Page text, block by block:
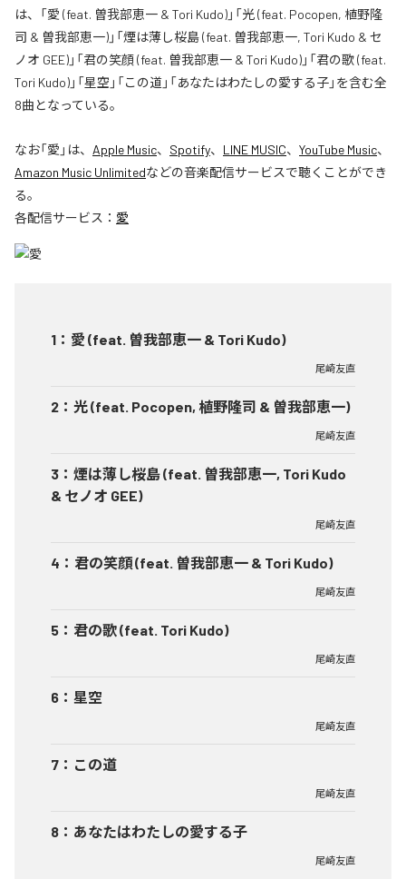
は、「愛 (feat. 曽我部恵一 & Tori Kudo)」「光 (feat. Pocopen, 植野隆
司 & 曽我部恵一)」「煙は薄し桜島 (feat. 曽我部恵一, Tori Kudo & セ
ノオ GEE)」「君の笑顔 (feat. 曽我部恵一 & Tori Kudo)」「君の歌 (feat.
Tori Kudo)」「星空」「この道」「あなたはわたしの愛する子」を含む全
8曲となっている。
なお「愛 」は、 Apple Music、 Spotify、 LINE MUSIC、 YouTube Music、
Amazon Music Unlimitedなどの音楽配信サービスで聴くことができ
る。
各配信サービス： 愛
1 ： 愛 (feat. 曽我部恵一 & Tori Kudo)
尾崎友直
2 ： 光 (feat. Pocopen, 植野隆司 & 曽我部恵一)
尾崎友直
3 ： 煙は薄し桜島 (feat. 曽我部恵一, Tori Kudo
& セノオ GEE)
尾崎友直
4 ： 君の笑顔 (feat. 曽我部恵一 & Tori Kudo)
尾崎友直
5 ： 君の歌 (feat. Tori Kudo)
尾崎友直
6 ： 星空
尾崎友直
7 ： この道
尾崎友直
8 ： あなたはわたしの愛する子
尾崎友直